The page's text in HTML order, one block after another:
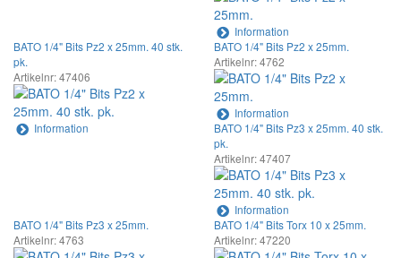
Information
BATO 1/4" Bits Pz2 x 25mm. 40 stk.
pk.
Artikelnr: 47406
Information
BATO 1/4" Bits Pz2 x 25mm.
Artikelnr: 4762
Information
BATO 1/4" Bits Pz3 x 25mm. 40 stk.
pk.
Artikelnr: 47407
Information
BATO 1/4" Bits Pz3 x 25mm.
Artikelnr: 4763
BATO 1/4" Bits Torx 10 x 25mm.
Artikelnr: 47220